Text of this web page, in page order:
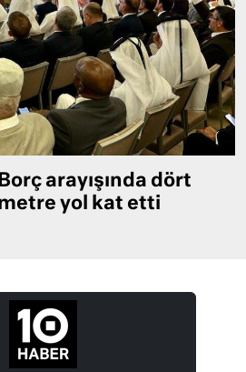
arayışında dört
yol kat etti